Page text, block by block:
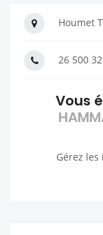
Houmet
26 500
Vous
Gérez